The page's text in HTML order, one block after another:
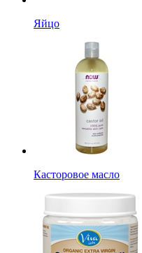
Яйцо
Касторовое масло